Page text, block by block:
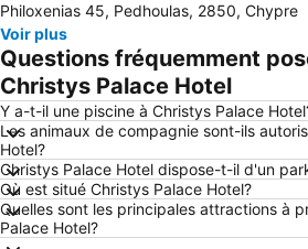
Pissouri
Pomos
Agios Tychonas
Ayia Napa Cathedrical Church
Tombs of the Kings
Alykes
Tochni
Troodos Painted Churches
Kolossi
Golf
Paphos' Amargeti
Philoxenias 45, Pedhoulas, 2850, Chypre
Voir plus
Questions fréquemment
Christys Palace Hotel
Y a-t-il une piscine à Christys Palace
Les animaux de compagnie sont-ils
Hotel?
Christys Palace Hotel dispose-t-il d'un
Où est situé Christys Palace Hotel?
Quelles sont les principales attractions à
Palace Hotel?